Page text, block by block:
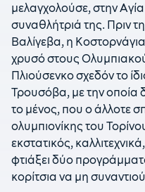
μελαγχολούσε, στην
συναθλήτριά της. Πριν
Βαλίγεβα, η
χρυσό στους
Πλιούσενκο σχεδόν το
Τρουσόβα, με την οποία
το μένος, που ο άλλοτε
ολυμπιονίκης του
εκστατικός,
φτιάξει δύο
κορίτσια να μη